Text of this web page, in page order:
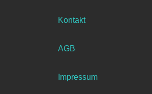
Kontakt
AGB
Impressum